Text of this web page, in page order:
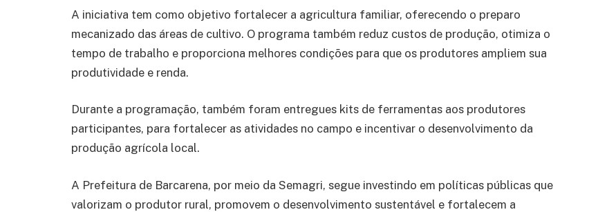
A iniciativa tem como objetivo fortalecer a agricultura familiar, oferecendo o preparo
mecanizado das áreas de cultivo. O programa também reduz custos de produção, otimiza o
tempo de trabalho e proporciona melhores condições para que os produtores ampliem sua
produtividade e renda.
Durante a programação, também foram entregues kits de ferramentas aos produtores
participantes, para fortalecer as atividades no campo e incentivar o desenvolvimento da
produção agrícola local.
A Prefeitura de Barcarena, por meio da Semagri, segue investindo em políticas públicas que
valorizam o produtor rural, promovem o desenvolvimento sustentável e fortalecem a